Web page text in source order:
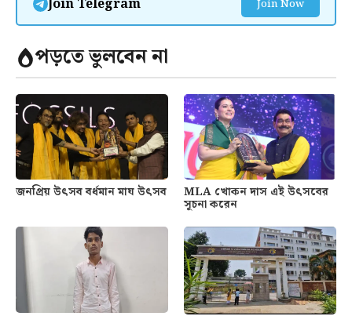
Join Telegram Join Now
পড়তে ভুলবেন না
জনপ্রিয় উৎসব বর্ধমান মাঘ উৎসব MLA খোকন দাস এই উৎসবের
সূচনা করেন